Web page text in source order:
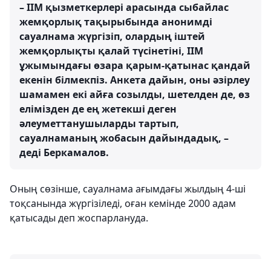
– ІІМ қызметкерлері арасында сыбайлас
жемқорлық тақырыбында анонимді
сауалнама жүргізіп, олардың іштей
жемқорлықты қалай түсінетіні, ІІМ
ұжымындағы өзара қарым-қатынас қандай
екенін білмекпіз. Анкета дайын, оны әзірлеу
шамамен екі айға созылды, шетелден де, өз
елімізден де ең жетекші деген
әлеуметтанушыларды тартып,
сауалнаманың жобасын дайындадық, –
деді Беркамалов.
Оның сөзінше, сауалнама ағымдағы жылдың 4-ші
тоқсанында жүргізіледі, оған кемінде 2000 адам
қатысады деп жоспарлануда.